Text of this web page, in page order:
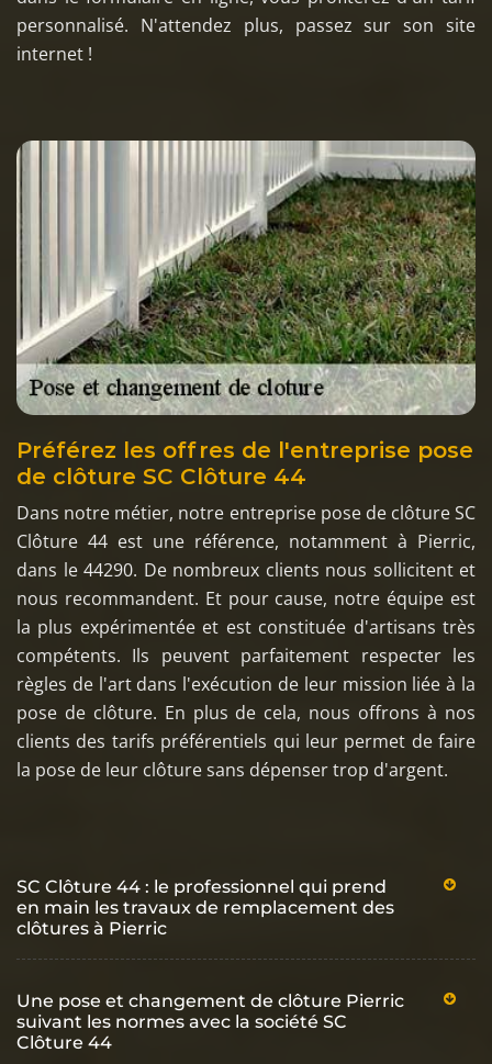
personnalisé. N'attendez plus, passez sur son site
internet !
Préférez les offres de l'entreprise pose
de clôture SC Clôture 44
Dans notre métier, notre entreprise pose de clôture SC
Clôture 44 est une référence, notamment à Pierric,
dans le 44290. De nombreux clients nous sollicitent et
nous recommandent. Et pour cause, notre équipe est
la plus expérimentée et est constituée d'artisans très
compétents. Ils peuvent parfaitement respecter les
règles de l'art dans l'exécution de leur mission liée à la
pose de clôture. En plus de cela, nous offrons à nos
clients des tarifs préférentiels qui leur permet de faire
la pose de leur clôture sans dépenser trop d'argent.
SC Clôture 44 : le professionnel qui prend
en main les travaux de remplacement des
clôtures à Pierric
Une pose et changement de clôture Pierric
suivant les normes avec la société SC
Clôture 44